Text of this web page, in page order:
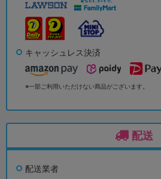
キャッシュレス決済
※一部ご利用いただけない商品がございます。
配送
配送業者